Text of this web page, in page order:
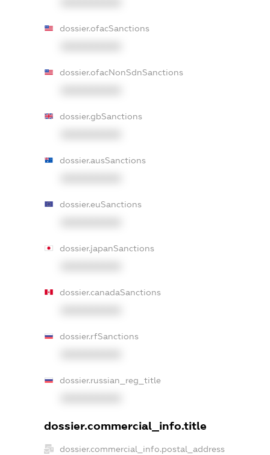
dossier.ofacSanctions
dossier.ofacNonSdnSanctions
dossier.gbSanctions
dossier.ausSanctions
dossier.euSanctions
dossier.japanSanctions
dossier.canadaSanctions
dossier.rfSanctions
dossier.russian_reg_title
dossier.commercial_info.title
dossier.commercial_info.postal_address